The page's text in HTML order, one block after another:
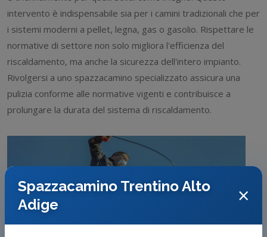
Spazzacamino Trentino Alto
Adige
×
intervento è indispensabile sia per i camini tradizionali che per
i sistemi moderni a pellet, legna, gas o gasolio. Rispettare le
normative di settore non solo migliora l'efficienza del
riscaldamento, ma anche la sicurezza dell'intero impianto.
Rivolgersi a uno spazzacamino specializzato assicura una
pulizia conforme alle normative vigenti e contribuisce a
prolungare la durata del sistema di riscaldamento.